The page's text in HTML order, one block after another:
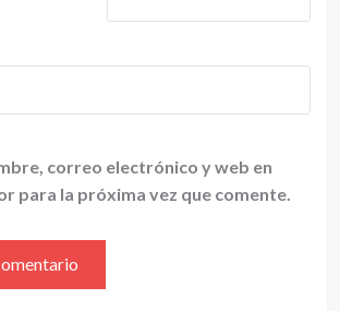
correo electrónico y web en
para la próxima vez que comente.